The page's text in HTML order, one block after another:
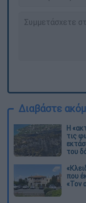
Διαβάστε
Η
τις
του
που
«Τον